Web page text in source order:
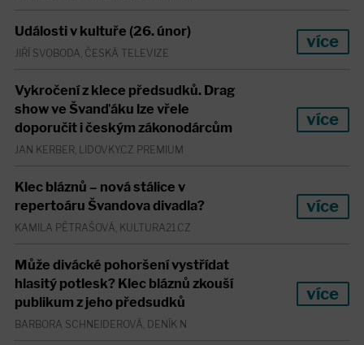
Události v kultuře (26. únor)
JIŘÍ SVOBODA, ČESKÁ TELEVIZE
více
Vykročení z klece předsudků. Drag
show ve Švanďáku lze vřele
doporučit i českým zákonodárcům
JAN KERBER, LIDOVKY.CZ PREMIUM
více
Klec bláznů – nová stálice v
repertoáru Švandova divadla?
KAMILA PĚTRAŠOVÁ, KULTURA21.CZ
více
Může divácké pohoršení vystřídat
hlasitý potlesk? Klec bláznů zkouší
publikum z jeho předsudků
BARBORA SCHNEIDEROVÁ, DENÍK N
více